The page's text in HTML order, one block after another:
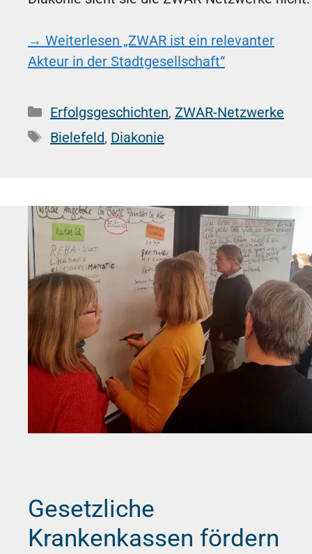
→ Weiterlesen „ZWAR ist ein relevanter
Akteur in der Stadtgesellschaft“
Kategorien
Erfolgsgeschichten, ZWAR-Netzwerke
Schlagwörter
Bielefeld, Diakonie
Gesetzliche
Krankenkassen fördern